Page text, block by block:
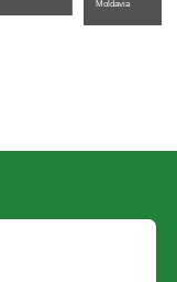
è Industriale di 261